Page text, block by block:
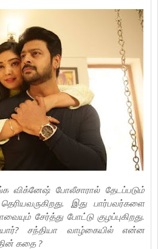
விக்னேஷ் போலீசாரால் தேடப்படும்
இது பார்பவர்களை
சேர்த்து போட்டு குழப்புகிறது.
சந்தியா வாழ்கையில் என்ன
கதை ?